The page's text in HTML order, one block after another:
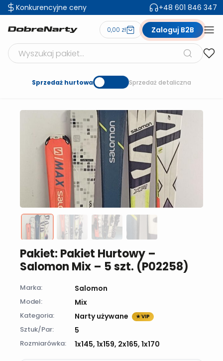
Konkurencyjne ceny +48 601 846 347
Szukaj produktów
0,00 zł Zaloguj B2B
Sprzedaż hurtowa Sprzedaż detaliczna
Pakiet: Pakiet Hurtowy –
Salomon Mix – 5 szt. (P02258)
Marka: Salomon
Model: Mix
Kategoria: Narty używane ★ VIP
Sztuk/Par: 5
Rozmiarówka: 1x145, 1x159, 2x165, 1x170